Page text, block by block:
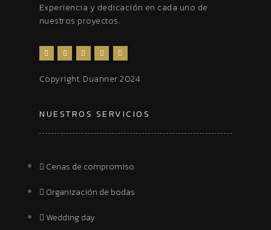
Experiencia y dedicación en cada uno de
nuestros proyectos.
Copyright. Duanner 2024
NUESTROS SERVICIOS
Cenas de compromiso
Organización de bodas
Wedding day